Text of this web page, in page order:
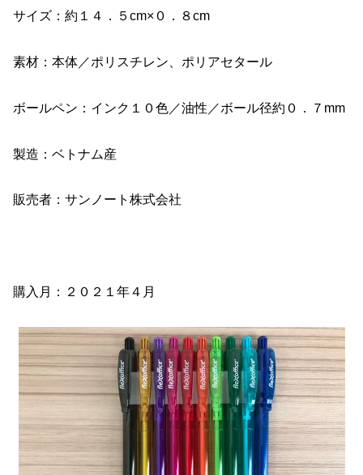
サイズ：約１４．５cm×０．８cm
素材：本体／ポリスチレン、ポリアセタール
ボールペン：インク１０色／油性／ボール径約０．７mm
製造：ベトナム産
販売者：サンノート株式会社
購入月：２０２１年４月